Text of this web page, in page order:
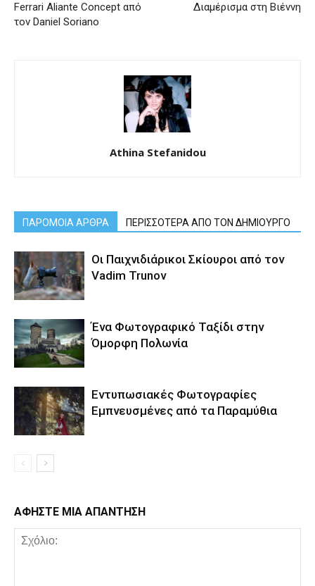
Ferrari Aliante Concept από
τον Daniel Soriano
Διαμέρισμα στη Βιέννη
Athina Stefanidou
ΠΑΡΟΜΟΙΑ ΑΡΘΡΑ ΠΕΡΙΣΣΟΤΕΡΑ ΑΠΟ ΤΟΝ ΔΗΜΙΟΥΡΓΟ
Οι Παιχνιδιάρικοι Σκίουροι από τον
Vadim Trunov
Ένα Φωτογραφικό Ταξίδι στην
Όμορφη Πολωνία
Εντυπωσιακές Φωτογραφίες
Εμπνευσμένες από τα Παραμύθια
ΑΦΗΣΤΕ ΜΙΑ ΑΠΑΝΤΗΣΗ